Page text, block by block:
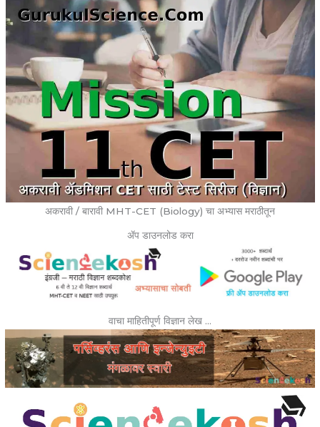
अकरावी / बारावी MHT-CET (Biology) चा अभ्यास मराठीतून
ॲप डाउनलोड करा
वाचा माहितीपूर्ण विज्ञान लेख …